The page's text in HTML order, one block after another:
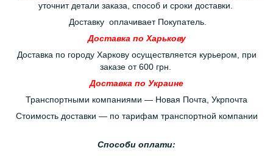
уточнит детали заказа, способ и сроки доставки.
Доставку оплачивает Покупатель.
Доставка по Харькову
Доставка по городу Харкову осуществляется курьером, при
заказе от 600 грн.
Доставка по Украине
Транспортными компаниями — Новая Почта, Укрпочта
Стоимость доставки — по тарифам транспортной компании
Способи оплати: